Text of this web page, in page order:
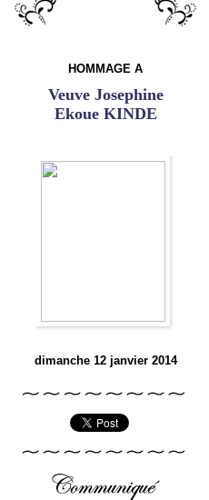
HOMMAGE A
Veuve Josephine
Ekoue KINDE
dimanche 12 janvier 2014